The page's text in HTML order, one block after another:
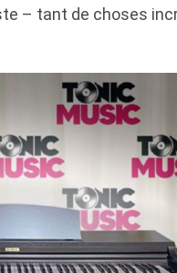
– tant de choses